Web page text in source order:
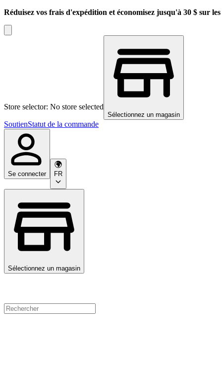
Réduisez vos frais d'expédition et économisez jusqu'à 30 $ sur
Store selector: No store selected
Sélectionnez un magasin
SoutienStatut de la commande
Se connecter FR
Sélectionnez un magasin